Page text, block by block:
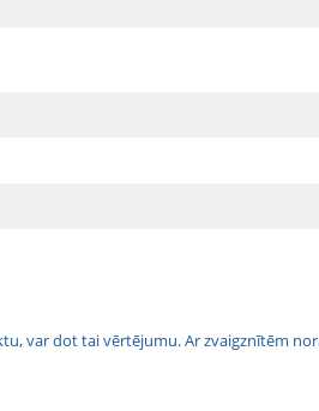
var dot tai vērtējumu. Ar zvaigznītēm